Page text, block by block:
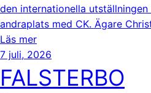
den internationella
andraplats med CK. Ägare
Läs mer
7 juli, 2026
FALSTERBO